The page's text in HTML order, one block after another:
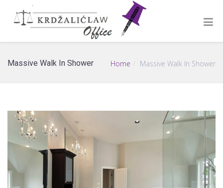
Massive Walk In Shower Home Massive Walk In Shower